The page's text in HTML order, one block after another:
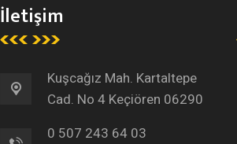
İletişim
Kuşcağız Mah. Kartaltepe
Cad. No 4 Keçiören 06290
0 507 243 64 03